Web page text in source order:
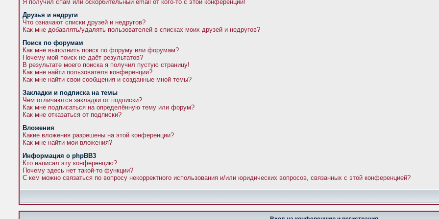
Я получил спам или оскорбительный email от кого-то с этой конференции!
Друзья и недруги
Что означают списки друзей и недругов?
Как мне добавлять/удалять пользователей в списках моих друзей и недругов?
Поиск по форумам
Как мне выполнить поиск по форуму или форумам?
Почему мой поиск не даёт результатов?
В результате моего поиска я получил пустую страницу!
Как мне найти пользователя конференции?
Как мне найти свои сообщения и созданные мной темы?
Закладки и подписка на темы
Чем отличаются закладки от подписки?
Как мне подписаться на определённую тему или форум?
Как мне отказаться от подписки?
Вложения
Какие вложения разрешены на этой конференции?
Как мне найти мои вложения?
Информация о phpBB3
Кто написал эту конференцию?
Почему здесь нет такой-то функции?
С кем можно связаться по вопросу некорректного использования и/или юридических вопросов, связанных с этой конференцией?